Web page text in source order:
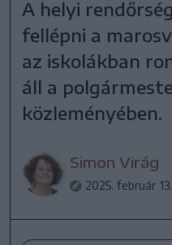
A helyi
fellépni a
az iskolákban
áll a
közleményében.
Simon Virág
2025. február